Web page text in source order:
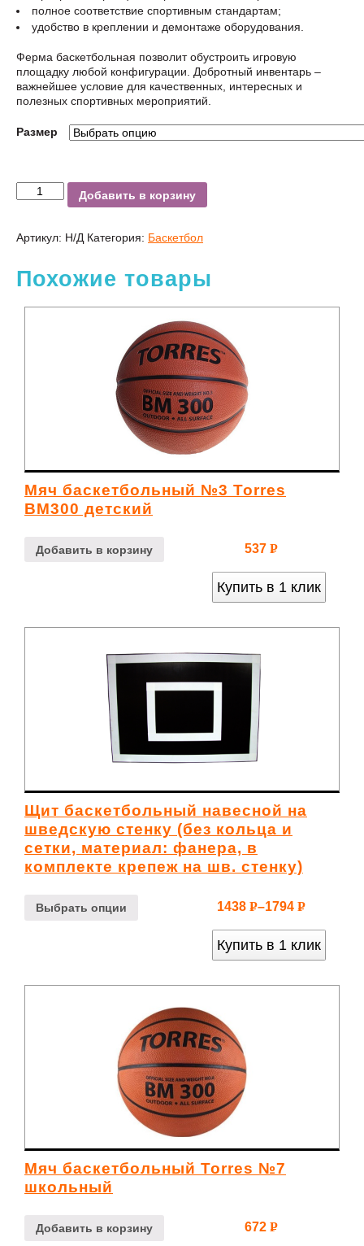
полное соответствие спортивным стандартам;
удобство в креплении и демонтаже оборудования.
Ферма баскетбольная позволит обустроить игровую
площадку любой конфигурации. Добротный инвентарь –
важнейшее условие для качественных, интересных и
полезных спортивных мероприятий.
Размер
Добавить в корзину
Артикул: Н/Д Категория: Баскетбол
Похожие товары
Мяч баскетбольный №3 Torres
BM300 детский
Добавить в корзину 537 Р
Купить в 1 клик
Щит баскетбольный навесной на
шведскую стенку (без кольца и
сетки, материал: фанера, в
комплекте крепеж на шв. стенку)
Выбрать опции 1438 Р–1794 Р
Купить в 1 клик
Мяч баскетбольный Torres №7
школьный
Добавить в корзину 672 Р